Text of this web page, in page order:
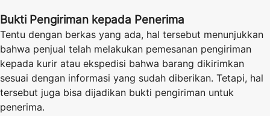
Bukti Pengiriman kepada Penerima
Tentu dengan berkas yang ada, hal tersebut menunjukkan
bahwa penjual telah melakukan pemesanan pengiriman
kepada kurir atau ekspedisi bahwa barang dikirimkan
sesuai dengan informasi yang sudah diberikan. Tetapi, hal
tersebut juga bisa dijadikan bukti pengiriman untuk
penerima.